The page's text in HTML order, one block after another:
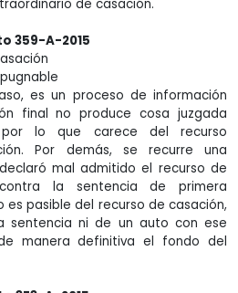
de casación.
359-A-2015
es un proceso de información
final no produce cosa juzgada
lo que carece del recurso
Por demás, se recurre una
mal admitido el recurso de
la sentencia de primera
pasible del recurso de casación,
sentencia ni de un auto con ese
manera definitiva el fondo del